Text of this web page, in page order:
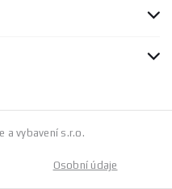
vybavení s.r.o.
Osobní údaje